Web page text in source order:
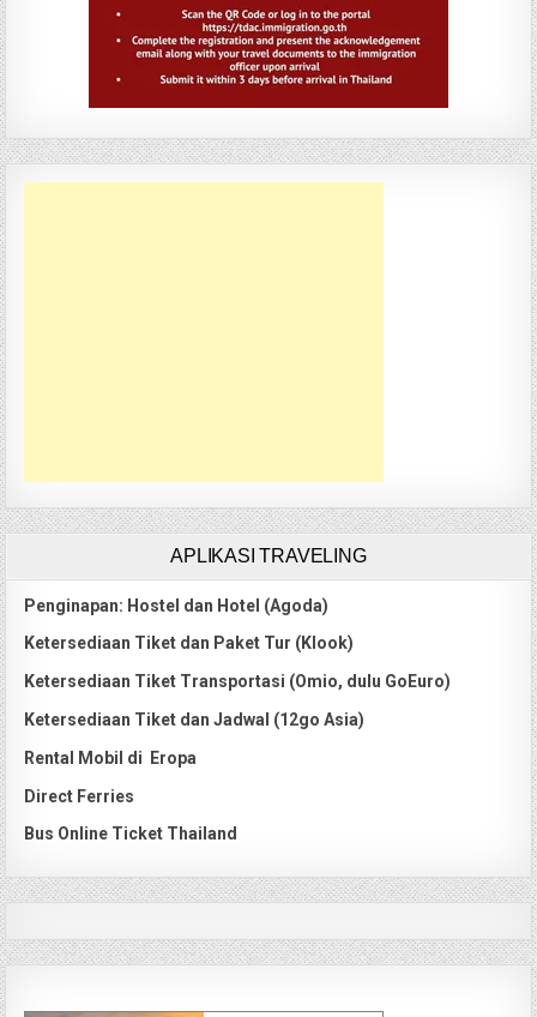
APLIKASI TRAVELING
Penginapan: Hostel dan Hotel (Agoda)
Ketersediaan Tiket dan Paket Tur (Klook)
Ketersediaan Tiket Transportasi (Omio, dulu GoEuro)
Ketersediaan Tiket dan Jadwal (12go Asia)
Rental Mobil di Eropa
Direct Ferries
Bus Online Ticket Thailand